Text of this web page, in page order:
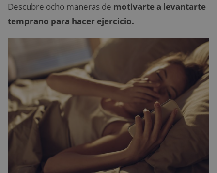
Descubre ocho maneras de motivarte a levantarte
temprano para hacer ejercicio.